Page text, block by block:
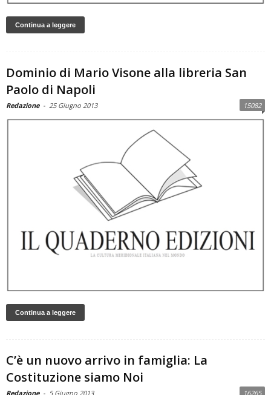
Continua a leggere
Dominio di Mario Visone alla libreria San
Paolo di Napoli
Redazione - 25 Giugno 2013 15082
Continua a leggere
C’è un nuovo arrivo in famiglia: La
Costituzione siamo Noi
Redazione - 5 Giugno 2013 16265